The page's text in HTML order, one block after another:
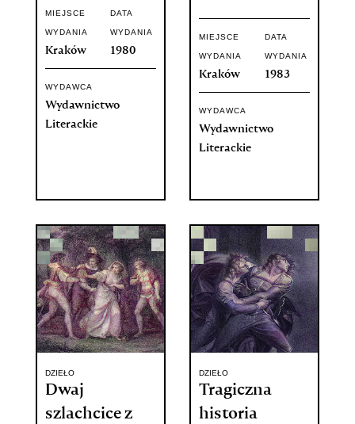
MIEJSCE
WYDANIA
Kraków
DATA
WYDANIA
1980
WYDAWCA
Wydawnictwo
Literackie
MIEJSCE
WYDANIA
Kraków
DATA
WYDANIA
1983
WYDAWCA
Wydawnictwo
Literackie
DZIEŁO
Dwaj
szlachcice z
DZIEŁO
Tragiczna
historia